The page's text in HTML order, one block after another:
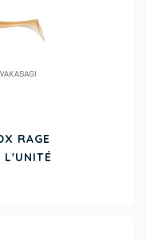
RAGE
L'UNITÉ